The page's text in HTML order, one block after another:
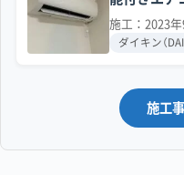
例
施工：2023年
ダイキン（
施工